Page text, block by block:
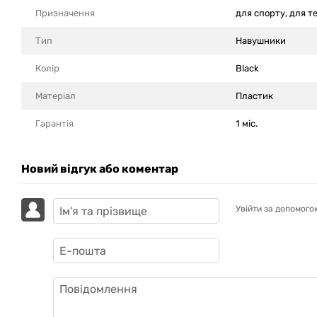
Призначення для спорту, для
Тип Навушники
Колір Black
Матеріал Пластик
Гарантія 1 міс.
Новий відгук або коментар
Увійти за